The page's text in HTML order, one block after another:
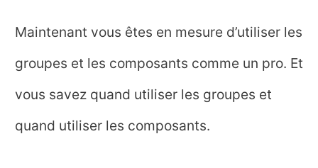
Maintenant vous êtes en mesure d’utiliser les
groupes et les composants comme un pro. Et
vous savez quand utiliser les groupes et
quand utiliser les composants.